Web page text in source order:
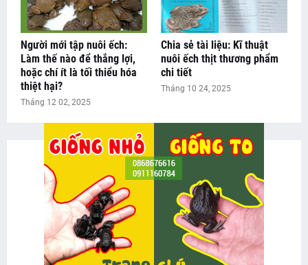
Người mới tập nuôi ếch:
Làm thế nào để thắng lợi,
hoặc chí ít là tối thiểu hóa
thiệt hại?
Tháng 12 02, 2025
Chia sẻ tài liệu: Kĩ thuật
nuôi ếch thịt thương phẩm
chi tiết
Tháng 10 24, 2025